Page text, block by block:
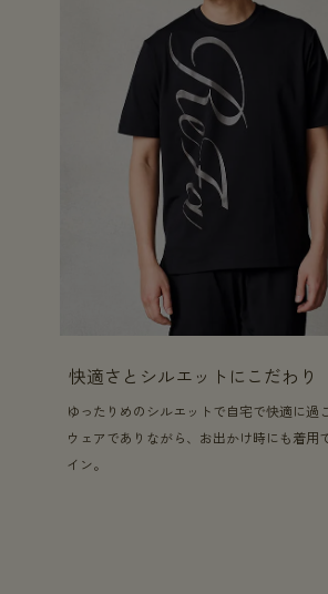
快適さとシルエットにこだわり
ゆったりめのシルエットで自宅で快適に過
ウェアでありながら、お出かけ時にも着用
イン。